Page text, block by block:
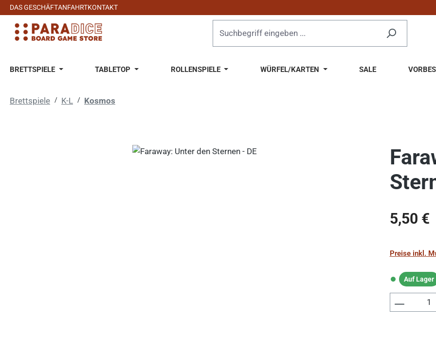
Hauptinhalt springen
Zur Suche springen
Zur Hauptnavigation springen
DAS GESCHÄFTANFAHRTKONTAKT
BRETTSPIELE TABLETOP ROLLENSPIELE WÜRFEL/KARTEN SALE
Brettspiele / K-L / Kosmos
Regulärer
5,50 €
Preise inkl.
Auf Lager
Auf Lager